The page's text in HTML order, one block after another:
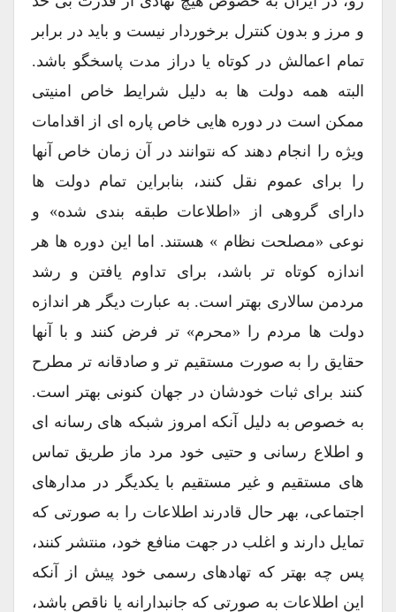
و مرز و بدون کنترل برخوردار نیست و باید در برابر
تمام اعمالش در کوتاه یا دراز مدت پاسخگو باشد.
البته همه دولت ها به دلیل شرایط خاص امنیتی
ممکن است در دوره هایی خاص پاره ای از اقدامات
ویژه را انجام دهند که نتوانند در آن زمان خاص آنها
را برای عموم نقل کنند، بنابراین تمام دولت ها
دارای گروهی از «اطلاعات طبقه بندی شده» و
نوعی «مصلحت نظام » هستند. اما این دوره ها هر
اندازه کوتاه تر باشد، برای تداوم یافتن و رشد
مردمن سالاری بهتر است. به عبارت دیگر هر اندازه
دولت ها مردم را «محرم» تر فرض کنند و با آنها
حقایق را به صورت مستقیم تر و صادقانه تر مطرح
کنند برای ثبات خودشان در جهان کنونی بهتر است.
به خصوص به دلیل آنکه امروز شبکه های رسانه ای
و اطلاع رسانی و حتیی خود مرد ماز طریق تماس
های مستقیم و غیر مستقیم با یکدیگر در مدارهای
اجتماعی، بهر حال قادرند اطلاعات را به صورتی که
تمایل دارند و اغلب در جهت منافع خود، منتشر کنند،
پس چه بهتر که تهادهای رسمی خود پیش از آنکه
این اطلاعات به صورتی که جانبدارانه یا ناقص باشد،